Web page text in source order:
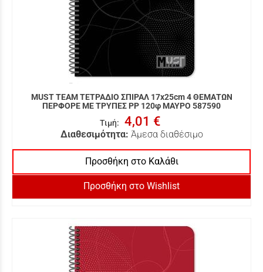
MUST TEAM ΤΕΤΡΑΔΙΟ ΣΠΙΡΑΛ 17x25cm 4 ΘΕΜΑΤΩΝ
ΠΕΡΦΟΡΕ ΜΕ ΤΡΥΠΕΣ PP 120φ ΜΑΥΡΟ 587590
Τιμή: 4,01 €
Διαθεσιμότητα: Άμεσα διαθέσιμο
Προσθήκη στο Καλάθι
Προσθήκη στο Wishlist